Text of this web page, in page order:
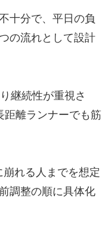
十分で、平日の負
の流れとして設計
継続性が重視さ
距離ランナーでも筋
れる人までを想定
調整の順に具体化